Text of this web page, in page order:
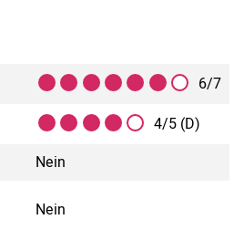
6/7
4/5 (D)
Nein
Nein